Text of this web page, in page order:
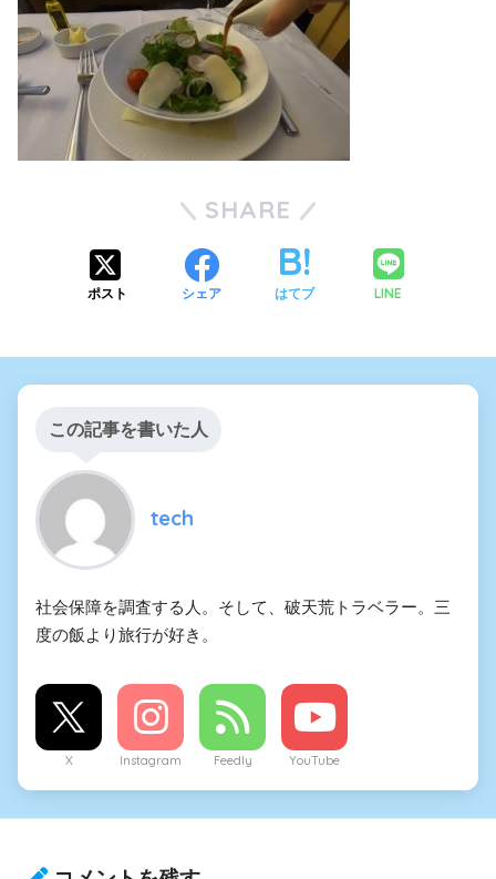
SHARE
ポスト シェア はてブ LINE
この記事を書いた人
tech
社会保障を調査する人。そして、破天荒トラベラー。三
度の飯より旅行が好き。
X Instagram Feedly YouTube